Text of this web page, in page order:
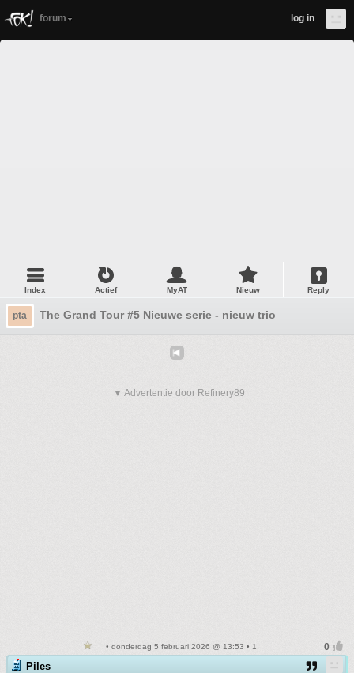
forum log in
Index Actief MyAT Nieuw Reply
pta The Grand Tour #5 Nieuwe serie - nieuw trio
▼ Advertentie door Refinery89
• donderdag 5 februari 2026 @ 13:53 • 1
Piles